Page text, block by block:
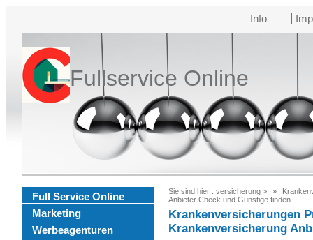
Info
Fullservice Online
Full Service Online
Marketing
Werbeagenturen
Sie sind hier : versicherung >
Anbieter Check und Günstige finden
Krankenversicherungen
Krankenversicherung